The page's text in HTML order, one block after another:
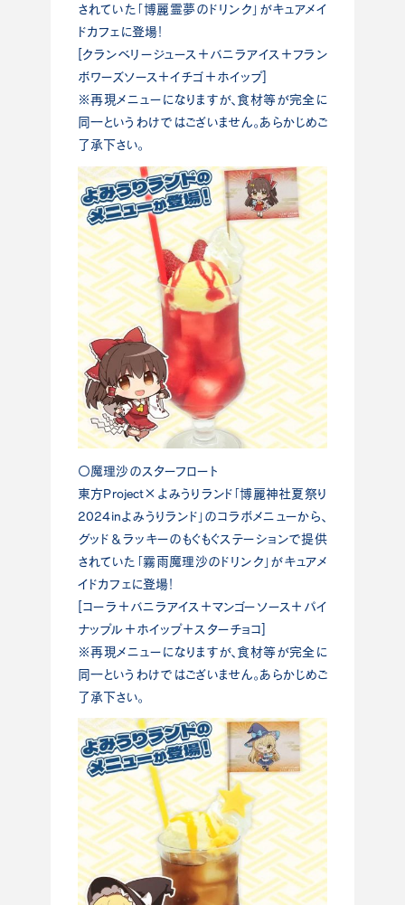
されていた「博麗霊夢のドリンク」がキュアメイ
ドカフェに登場！
[クランベリージュース＋バニラアイス＋フラン
ボワーズソース＋イチゴ＋ホイップ]
※再現メニューになりますが、食材等が完全に
同一というわけではございません。あらかじめご
了承下さい。
〇魔理沙のスターフロート
東方Project×よみうりランド「博麗神社夏祭り
2024inよみうりランド」のコラボメニューから、
グッド＆ラッキーのもぐもぐステーションで提供
されていた「霧雨魔理沙のドリンク」がキュアメ
イドカフェに登場！
[コーラ＋バニラアイス＋マンゴーソース＋パイ
ナップル＋ホイップ＋スターチョコ]
※再現メニューになりますが、食材等が完全に
同一というわけではございません。あらかじめご
了承下さい。